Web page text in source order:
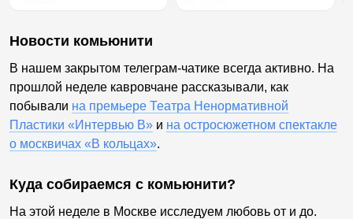
подъезд, 2 этаж
Новости комьюнити
В нашем закрытом телеграм-чатике всегда активно. На
прошлой неделе кавровчане рассказывали, как
побывали на премьере Театра Ненормативной
Пластики «Интервью В» и на остросюжетном спектакле
о москвичах «В кольцах».
Куда собираемся с комьюнити?
На этой неделе в Москве исследуем любовь от и до.